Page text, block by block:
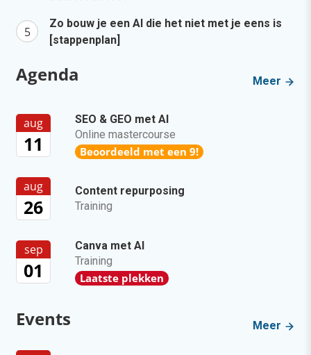
Zo bouw je een AI die het niet met je eens is
[stappenplan]
Agenda Meer
aug
11
SEO & GEO met AI
Online mastercourse
Beoordeeld met een 9!
aug
26
Content repurposing
Training
sep
01
Canva met AI
Training
Laatste plekken
Events Meer